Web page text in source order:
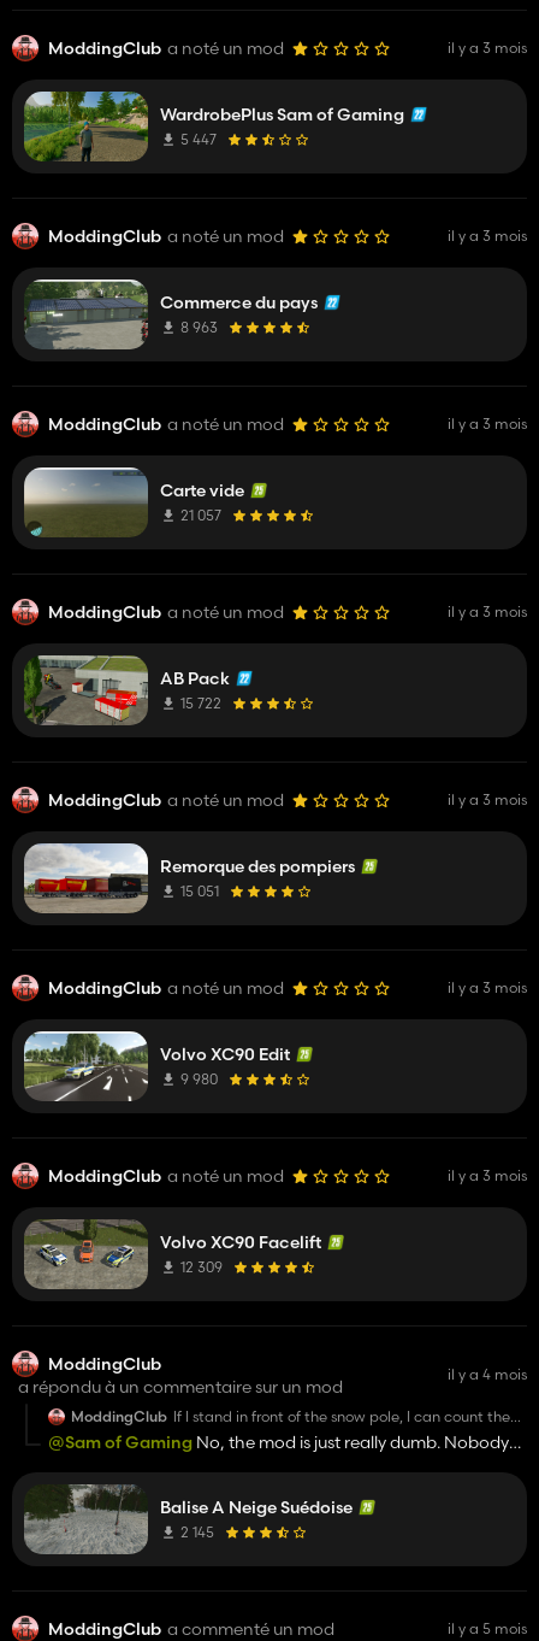
ModdingClub a noté un mod il y a 3 mois
WardrobePlus Sam of Gaming
5 447
ModdingClub a noté un mod il y a 3 mois
Commerce du pays
8 963
ModdingClub a noté un mod il y a 3 mois
Carte vide
21 057
ModdingClub a noté un mod il y a 3 mois
AB Pack
15 722
ModdingClub a noté un mod il y a 3 mois
Remorque des pompiers
15 051
ModdingClub a noté un mod il y a 3 mois
Volvo XC90 Edit
9 980
ModdingClub a noté un mod il y a 3 mois
Volvo XC90 Facelift
12 309
ModdingClub
a répondu à un commentaire sur un mod
il y a 4 mois
ModdingClub If I stand in front of the snow pole, I can count the
polygons individually by hand.
@Sam of Gaming No, the mod is just really dumb. Nobody
ModHub. Stuff like that just clutters the ModHub.
Balise A Neige Suédoise
2 145
ModdingClub a commenté un mod il y a 5 mois